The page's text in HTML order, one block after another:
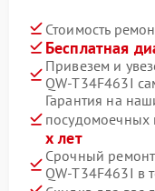
Стоимость
Бесплатная
Привезем и
QW-T34F463I
Гарантия на
посудомоечных
х лет
Срочный
QW-T34F463I в